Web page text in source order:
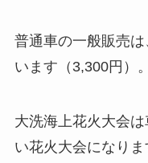
普通車の一般販売
います（3,300円）。
大洗海上花火大会
い花火大会になりま